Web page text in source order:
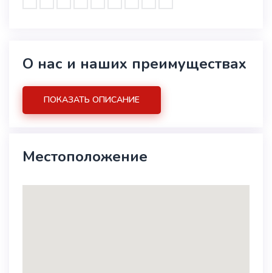
О нас и наших преимуществах
ПОКАЗАТЬ ОПИСАНИЕ
Местоположение